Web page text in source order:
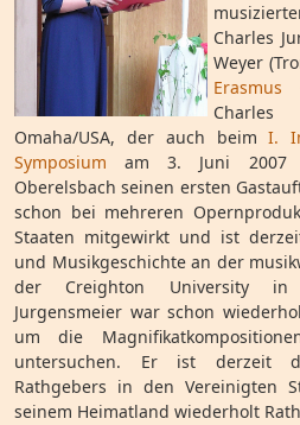
Charles
Weyer
Erasmus
Omaha/USA, der auch beimI.
Symposium am 3. Juni 2007
Oberelsbach seinen ersten
schon bei mehreren
Staaten mitgewirkt und ist
und Musikgeschichte an der
der Creighton University in
Jurgensmeier war schon
um die
untersuchen. Er ist derzeit
Rathgebers in den Vereinigten
seinem Heimatland wiederholt